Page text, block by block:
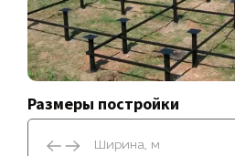
Размеры постройки